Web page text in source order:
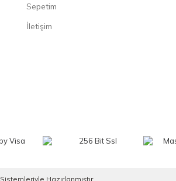
Sepetim
İletişim
Sistemleriyle Hazırlanmıştır.